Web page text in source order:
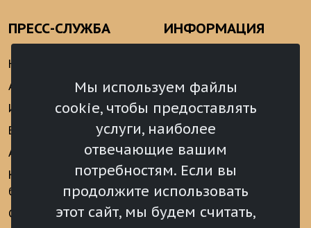
Мы используем файлы
cookie, чтобы предоставлять
услуги, наиболее
отвечающие вашим
потребностям. Если вы
продолжите использовать
этот сайт, мы будем считать,
ПРЕСС-СЛУЖБА
Новости
Анонсы
Интервью
Видеоматериалы
Аккредитация
Конкурс «Хрустальный
барс»
Сведения о СМИ
ИНФОРМАЦИЯ
аналитические
материалы
Реализация Послания
Президента РФ
Федеральному
Собранию РФ
Местное
самоуправление